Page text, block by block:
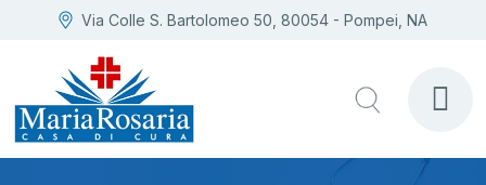
Via Colle S. Bartolomeo 50, 80054 - Pompei, NA